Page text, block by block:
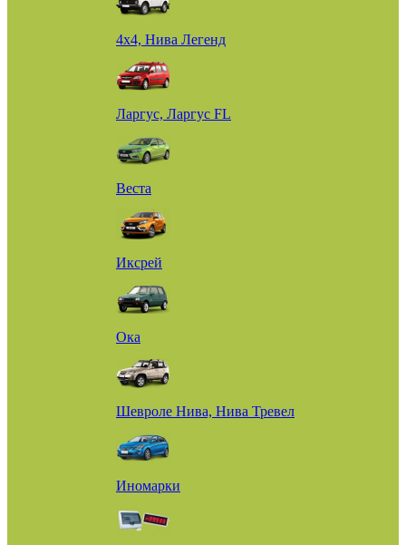
4х4, Нива Легенд
Ларгус, Ларгус FL
Веста
Иксрей
Ока
Шевроле Нива, Нива Тревел
Иномарки